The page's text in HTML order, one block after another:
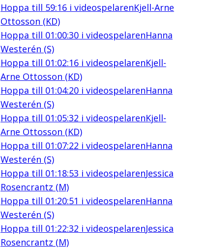
Hoppa till 59:16i videospelarenKjell-Arne
Ottosson (KD)
Hoppa till 01:00:30i videospelarenHanna
Westerén (S)
Hoppa till 01:02:16i videospelarenKjell-
Arne Ottosson (KD)
Hoppa till 01:04:20i videospelarenHanna
Westerén (S)
Hoppa till 01:05:32 i videospelarenKjell-
Arne Ottosson (KD)
Hoppa till 01:07:22 i videospelarenHanna
Westerén (S)
Hoppa till 01:18:53 i videospelarenJessica
Rosencrantz (M)
Hoppa till 01:20:51 i videospelarenHanna
Westerén (S)
Hoppa till 01:22:32 i videospelarenJessica
Rosencrantz (M)